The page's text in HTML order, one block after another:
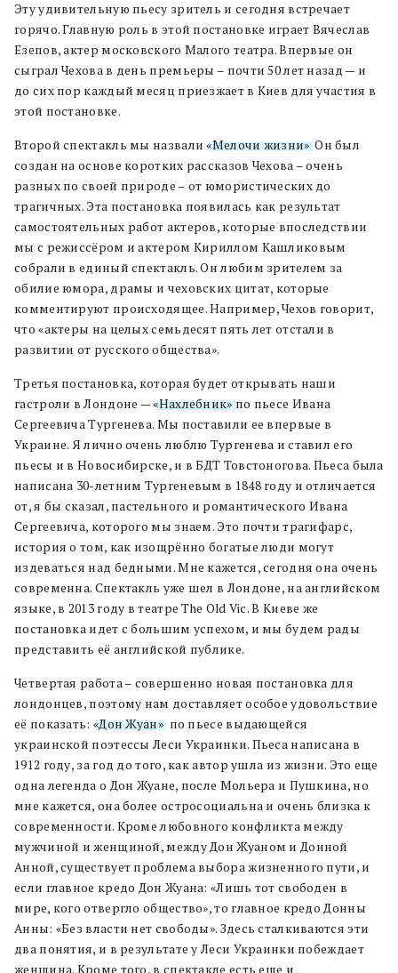
Эту удивительную пьесу зритель и сегодня встречает
горячо. Главную роль в этой постановке играет Вячеслав
Езепов, актер московского Малого театра. Впервые он
сыграл Чехова в день премьеры – почти 50 лет назад — и
до сих пор каждый месяц приезжает в Киев для участия в
этой постановке.
Второй спектакль мы назвали«Мелочи жизни». Он был
создан на основе коротких рассказов Чехова – очень
разных по своей природе – от юмористических до
трагичных. Эта постановка появилась как результат
самостоятельных работ актеров, которые впоследствии
мы с режиссёром и актером Кириллом Кашликовым
собрали в единый спектакль. Он любим зрителем за
обилие юмора, драмы и чеховских цитат, которые
комментируют происходящее. Например, Чехов говорит,
что «актеры на целых семьдесят пять лет отстали в
развитии от русского общества».
Третья постановка, которая будет открывать наши
гастроли в Лондоне —«Нахлебник»по пьесе Ивана
Сергеевича Тургенева. Мы поставили ее впервые в
Украине. Я лично очень люблю Тургенева и ставил его
пьесы и в Новосибирске, и в БДТ Товстоногова. Пьеса была
написана 30-летним Тургеневым в 1848 году и отличается
от, я бы сказал, пастельного и романтического Ивана
Сергеевича, которого мы знаем. Это почти трагифарс,
история о том, как изощрённо богатые люди могут
издеваться над бедными. Мне кажется, сегодня она очень
современна. Спектакль уже шел в Лондоне, на английском
языке, в 2013 году в театре The Old Vic. В Киеве же
постановка идет с большим успехом, и мы будем рады
представить её английской публике.
Четвертая работа – совершенно новая постановка для
лондонцев, поэтому нам доставляет особое удовольствие
её показать: «Дон Жуан», по пьесе выдающейся
украинской поэтессы Леси Украинки. Пьеса написана в
1912 году, за год до того, как автор ушла из жизни. Это еще
одна легенда о Дон Жуане, после Мольера и Пушкина, но
мне кажется, она более остросоциальна и очень близка к
современности. Кроме любовного конфликта между
мужчиной и женщиной, между Дон Жуаном и Донной
Анной, существует проблема выбора жизненного пути, и
если главное кредо Дон Жуана: «Лишь тот свободен в
мире, кого отвергло общество», то главное кредо Донны
Анны: «Без власти нет свободы». Здесь сталкиваются эти
два понятия, и в результате у Леси Украинки побеждает
женщина. Кроме того, в спектакле есть еще и